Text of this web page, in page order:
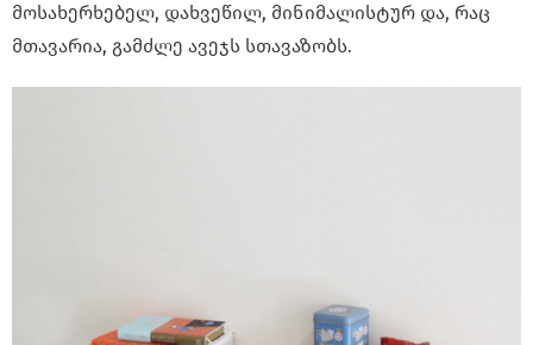
მოსახერხებელ, დახვეწილ, მინიმალისტურ და, რაც
მთავარია, გამძლე ავეჯს სთავაზობს.